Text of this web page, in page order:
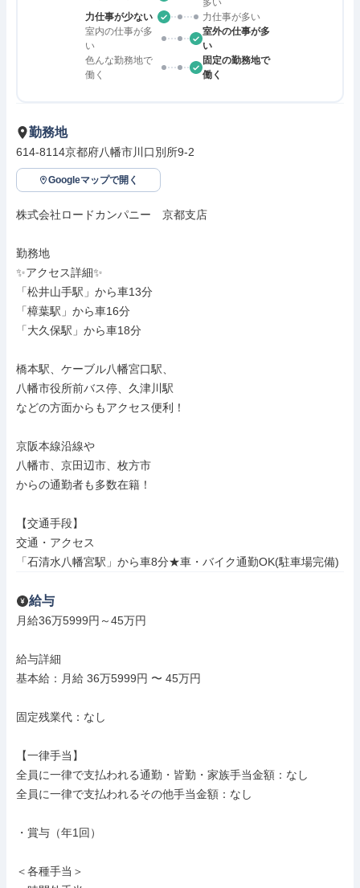
多い
力仕事が少ない
力仕事が多い
室内の仕事が多
い
室外の仕事が多
い
色んな勤務地で
働く
固定の勤務地で
働く
勤務地
614-8114京都府八幡市川口別所9-2
Googleマップで開く
株式会社ロードカンパニー　京都支店
勤務地
✨アクセス詳細✨
「松井山手駅」から車13分
「樟葉駅」から車16分
「大久保駅」から車18分
橋本駅、ケーブル八幡宮口駅、
八幡市役所前バス停、久津川駅
などの方面からもアクセス便利！
京阪本線沿線や
八幡市、京田辺市、枚方市
からの通勤者も多数在籍！
【交通手段】
交通・アクセス
「石清水八幡宮駅」から車8分★車・バイク通勤OK(駐車場完備)
給与
月給36万5999円～45万円
給与詳細
基本給：月給 36万5999円 〜 45万円
固定残業代：なし
【一律手当】
全員に一律で支払われる通勤・皆勤・家族手当金額：なし
全員に一律で支払われるその他手当金額：なし
・賞与（年1回）
＜各種手当＞